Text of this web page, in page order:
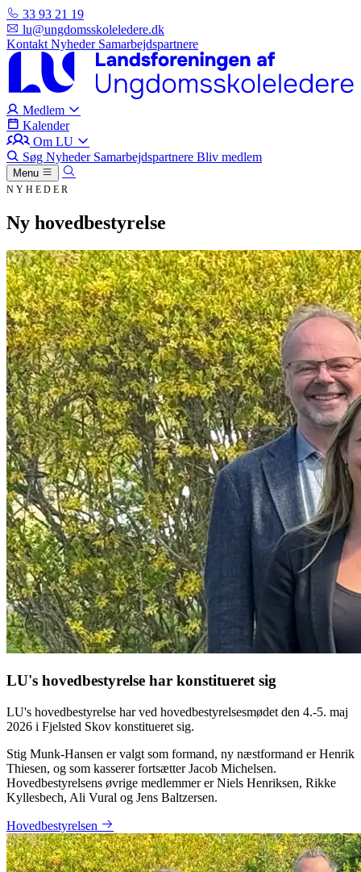
33 93 21 19
lu@ungdomsskoleledere.dk
Kontakt Nyheder Samarbejdspartnere
Medlem
Kalender
Om LU
Søg Nyheder Samarbejdspartnere Bliv medlem
Menu
NYHEDER
Ny hovedbestyrelse
LU's hovedbestyrelse har konstitueret sig
LU's hovedbestyrelse har ved hovedbestyrelsesmødet den 4.-5. maj
2026 i Fjelsted Skov konstitueret sig.
Stig Munk-Hansen er valgt som formand, ny næstformand er Henrik
Thiesen, og som kasserer fortsætter Jacob Michelsen.
Hovedbestyrelsens øvrige medlemmer er Niels Henriksen, Rikke
Kyllesbech, Ali Vural og Jens Baltzersen.
Hovedbestyrelsen